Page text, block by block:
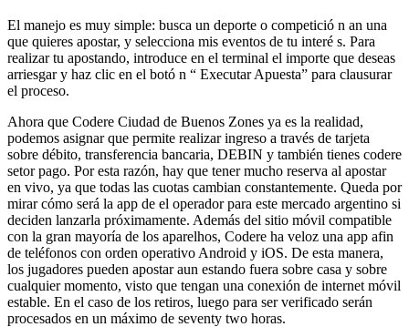
El manejo es muy simple: busca un deporte o competició n an una
que quieres apostar, y selecciona mis eventos de tu interé s. Para
realizar tu apostando, introduce en el terminal el importe que deseas
arriesgar y haz clic en el botó n “ Executar Apuesta” para clausurar
el proceso.
Ahora que Codere Ciudad de Buenos Zones ya es la realidad,
podemos asignar que permite realizar ingreso a través de tarjeta
sobre débito, transferencia bancaria, DEBIN y también tienes codere
setor pago. Por esta razón, hay que tener mucho reserva al apostar
en vivo, ya que todas las cuotas cambian constantemente. Queda por
mirar cómo será la app de el operador para este mercado argentino si
deciden lanzarla próximamente. Además del sitio móvil compatible
con la gran mayoría de los aparelhos, Codere ha veloz una app afin
de teléfonos con orden operativo Android y iOS. De esta manera,
los jugadores pueden apostar aun estando fuera sobre casa y sobre
cualquier momento, visto que tengan una conexión de internet móvil
estable. En el caso de los retiros, luego para ser verificado serán
procesados en un máximo de seventy two horas.